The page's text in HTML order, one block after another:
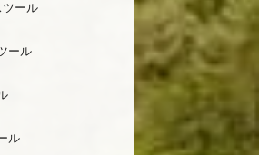
ツール
ール
ル